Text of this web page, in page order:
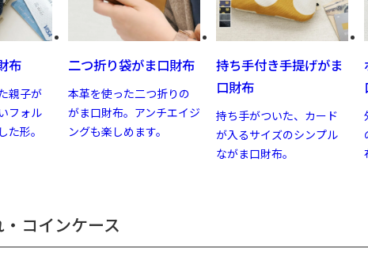
布
親子が
フォル
た形。
二つ折り袋がま口財布
本革を使った二つ折りの
がま口財布。アンチエイジ
ングも楽しめます。
持ち手付き手提げがま
口財布
持ち手がついた、カード
が入るサイズのシンプル
ながま口財布。
コインケース